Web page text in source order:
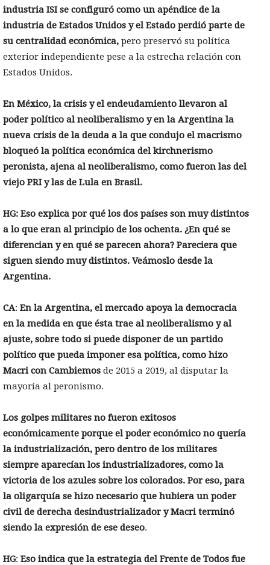
industria ISI se configuró como un apéndice de la
industria de Estados Unidos y el Estado perdió parte de
su centralidad económica, pero preservó su política
exterior independiente pese a la estrecha relación con
Estados Unidos.
En México, la crisis y el endeudamiento llevaron al
poder político al neoliberalismo y en la Argentina la
nueva crisis de la deuda a la que condujo el macrismo
bloqueó la política económica del kirchnerismo
peronista, ajena al neoliberalismo, como fueron las del
viejo PRI y las de Lula en Brasil.
HG: Eso explica por qué los dos países son muy distintos
a lo que eran al principio de los ochenta. ¿En qué se
diferencian y en qué se parecen ahora? Pareciera que
siguen siendo muy distintos. Veámoslo desde la
Argentina.
CA: En la Argentina, el mercado apoya la democracia
en la medida en que ésta trae al neoliberalismo y al
ajuste, sobre todo si puede disponer de un partido
político que pueda imponer esa política, como hizo
Macri con Cambiemos de 2015 a 2019, al disputar la
mayoría al peronismo.
Los golpes militares no fueron exitosos
económicamente porque el poder económico no quería
la industrialización, pero dentro de los militares
siempre aparecían los industrializadores, como la
victoria de los azules sobre los colorados. Por eso, para
la oligarquía se hizo necesario que hubiera un poder
civil de derecha desindustrializador y Macri terminó
siendo la expresión de ese deseo.
HG: Eso indica que la estrategia del Frente de Todos fue